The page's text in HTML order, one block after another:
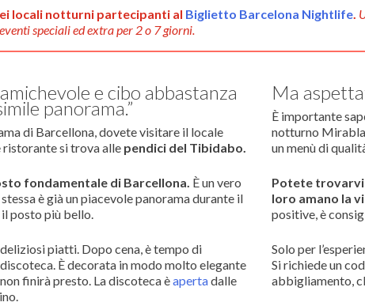
locali notturni partecipanti al Biglietto Barcelona Nightlife.
speciali ed extra per 2 o 7 giorni.
e cibo abbastanza
panorama.”
di Barcellona, dovete visitare il locale
si trova alle pendici del Tibidabo.
fondamentale di Barcellona. È un vero
è già un piacevole panorama durante il
posto più bello.
piatti. Dopo cena, è tempo di
È decorata in modo molto elegante
finirà presto. La discoteca èapertadalle
Ma
È importante
notturno
un menù di
Potete trovarvi
loro amano la
positive, è
Solo per
Si richiede un
abbigliamento,